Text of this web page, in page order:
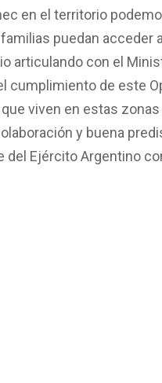
en el territorio
puedan acceder
articulando con el
cumplimiento de este
viven en estas
y buena
Ejército Argentino